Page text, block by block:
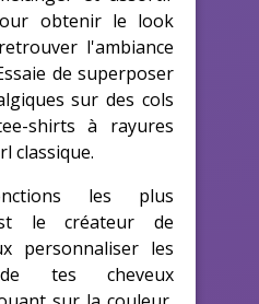
obtenir le look
l'ambiance
de superposer
sur des cols
shirts à rayures
classique.
les plus
le créateur de
personnaliser les
tes cheveux